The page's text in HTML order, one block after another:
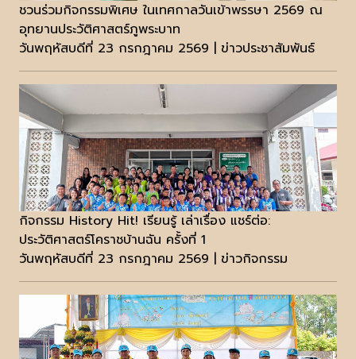
ชวนร่วมกิจกรรมพิเศษ ในเทศกาลวันเข้าพรรษา 2569 ณ
อุทยานประวัติศาสตร์ภูพระบาท
วันพฤหัสบดีที่ 23 กรกฎาคม 2569 | ข่าวประชาสัมพันธ์
กิจกรรม History Hit! เรียนรู้ เล่าเรื่อง แชร์ต่อ:
ประวัติศาสตร์โคราชบ้านฉัน ครั้งที่ 1
วันพฤหัสบดีที่ 23 กรกฎาคม 2569 | ข่าวกิจกรรม